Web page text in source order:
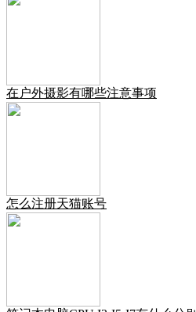
在户外摄影有哪些注意事项
怎么注册天猫账号